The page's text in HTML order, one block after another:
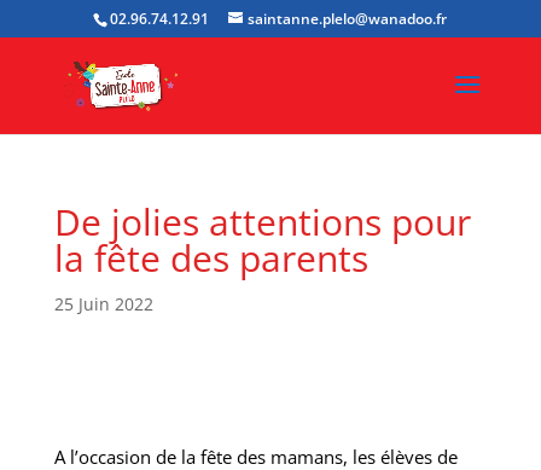
02.96.74.12.91 saintanne.plelo@wanadoo.fr
De jolies attentions pour
la fête des parents
25 Juin 2022
A l’occasion de la fête des mamans, les élèves de